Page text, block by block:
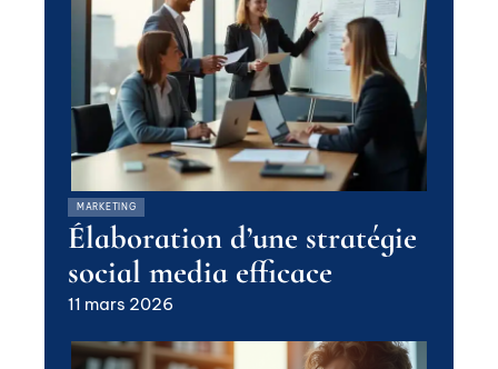
MARKETING
Élaboration d’une stratégie
social media efficace
11 mars 2026